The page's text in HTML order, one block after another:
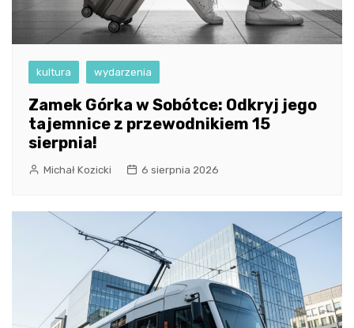
kultura wydarzenia
Zamek Górka w Sobótce: Odkryj jego
tajemnice z przewodnikiem 15
sierpnia!
Michał Kozicki 6 sierpnia 2026